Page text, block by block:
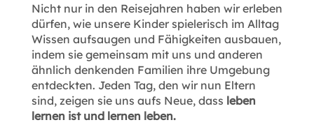
Nicht nur in den Reisejahren haben wir erleben
dürfen, wie unsere Kinder spielerisch im Alltag
Wissen aufsaugen und Fähigkeiten ausbauen,
indem sie gemeinsam mit uns und anderen
ähnlich denkenden Familien ihre Umgebung
entdeckten. Jeden Tag, den wir nun Eltern
sind, zeigen sie uns aufs Neue, dass leben
lernen ist und lernen leben.